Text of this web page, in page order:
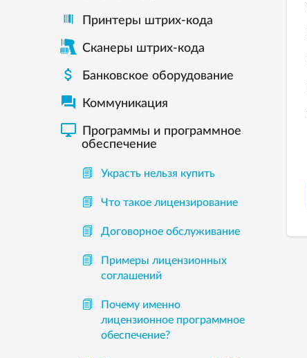
Принтеры штрих-кода
Сканеры штрих-кода
 Банковское оборудование
 Коммуникация

Программы и программное
обеспечение
Украсть нельзя купить
Что такое лицензирование
Договорное обслуживание
Примеры лицензионных
соглашений
Почему именно
лицензионное программное
обеспечение?